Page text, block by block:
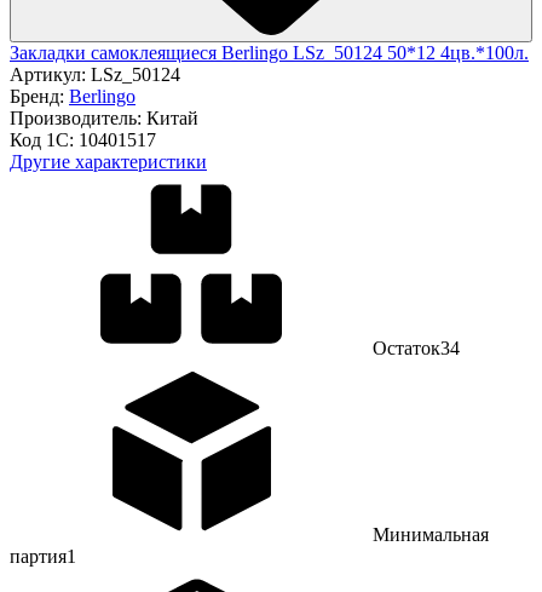
Закладки самоклеящиеся Berlingo LSz_50124 50*12 4цв.*100л.
Артикул: LSz_50124
Бренд: Berlingo
Производитель: Китай
Код 1С: 10401517
Другие характеристики
Остаток34
Минимальная
партия1